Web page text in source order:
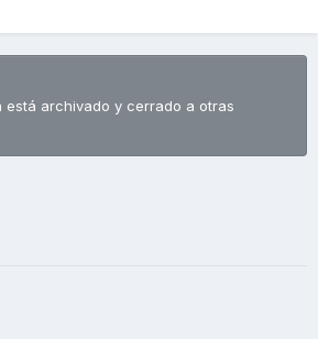
está archivado y cerrado a otras